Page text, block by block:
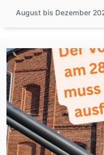
August bis Dezember